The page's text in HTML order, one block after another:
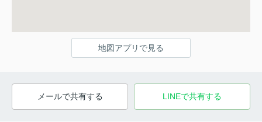
地図アプリで見る
メールで共有する LINEで共有する